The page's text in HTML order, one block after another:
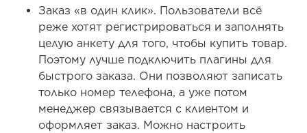
Заказ «в один клик». Пользователи всё
реже хотят регистрироваться и заполнять
целую анкету для того, чтобы купить товар.
Поэтому лучше подключить плагины для
быстрого заказа. Они позволяют записать
только номер телефона, а уже потом
менеджер связывается с клиентом и
оформляет заказ. Можно настроить